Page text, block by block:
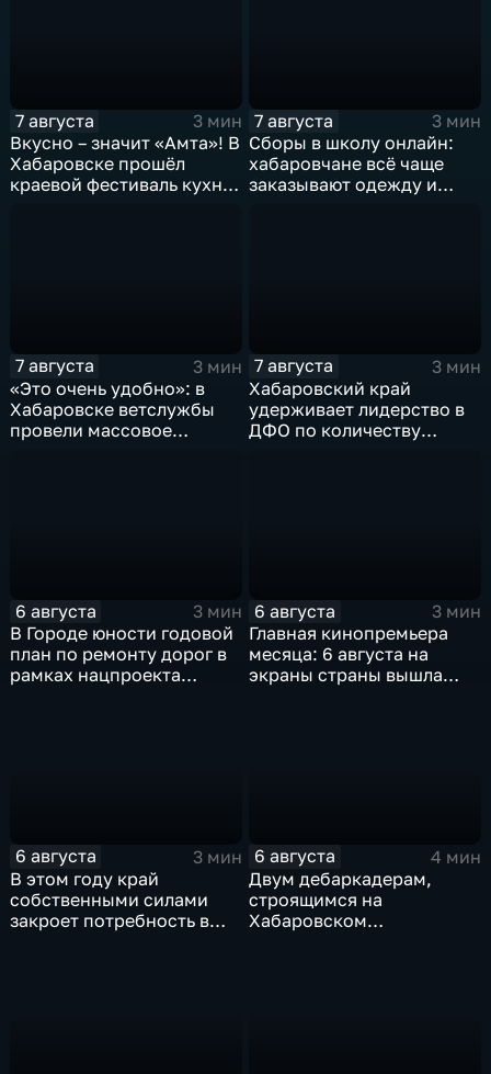
7 августа
3 мин
Вкусно – значит «Амта»! В
Хабаровске прошёл
краевой фестиваль кухни
7 августа
3 мин
Сборы в школу онлайн:
хабаровчане всё чаще
заказывают одежду и
7 августа
3 мин
«Это очень удобно»: в
Хабаровске ветслужбы
провели массовое
7 августа
3 мин
Хабаровский край
удерживает лидерство в
ДФО по количеству
6 августа
3 мин
В Городе юности годовой
план по ремонту дорог в
рамках нацпроекта
6 августа
3 мин
Главная кинопремьера
месяца: 6 августа на
экраны страны вышла
6 августа
3 мин
В этом году край
собственными силами
закроет потребность в
6 августа
4 мин
Двум дебаркадерам,
строящимся на
Хабаровском